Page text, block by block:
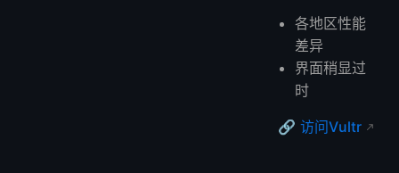
各地区性能
差异
界面稍显过
时
🔗 访问Vultr